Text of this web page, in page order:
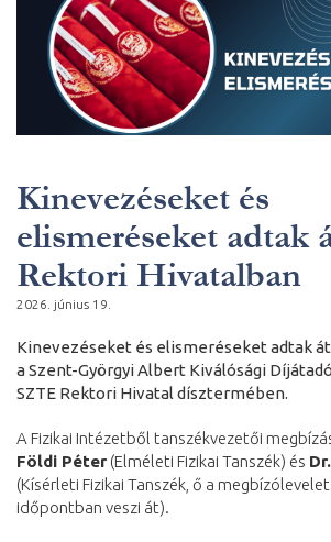
Kinevezéseket és
elismeréseket adtak
Rektori Hivatalban
2026. június 19.
Kinevezéseket és elismeréseket adtak át
a Szent-Györgyi Albert Kiválósági
SZTE Rektori Hivatal dísztermében.
A Fizikai Intézetből tanszékvezetői
Földi Péter (Elméleti Fizikai Tanszék) és
(Kísérleti Fizikai Tanszék, ő a
időpontban veszi át).